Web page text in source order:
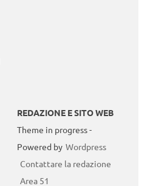
REDAZIONE E SITO WEB
Theme in progress -
Powered by Wordpress
Contattare la redazione
Area 51